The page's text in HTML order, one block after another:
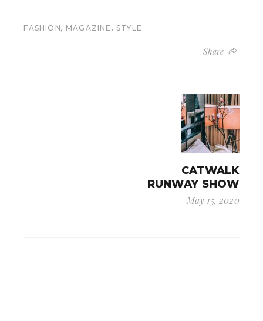
FASHION, MAGAZINE , STYLE
Share
CATWALK
RUNWAY SHOW
May 15, 2020